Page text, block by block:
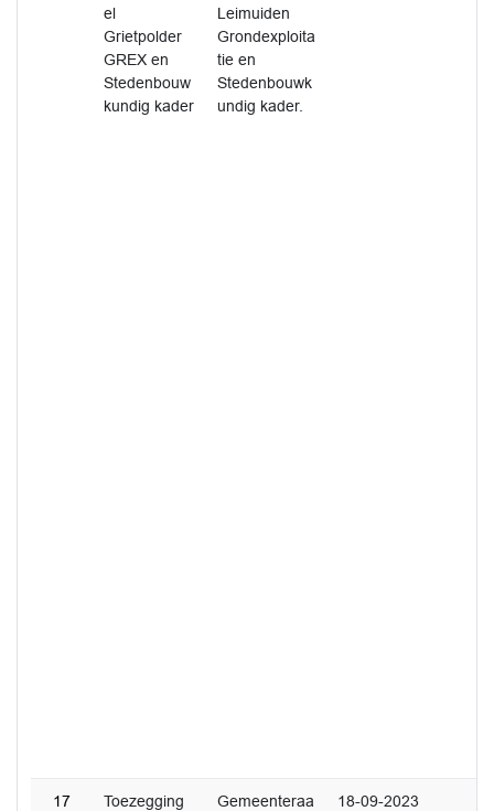
el
Grietpolder
GREX en
Stedenbouw
kundig kader
Leimuiden
Grondexploita
tie en
Stedenbouwk
undig kader.
17
Toezegging
Gemeenteraa
18-09-2023